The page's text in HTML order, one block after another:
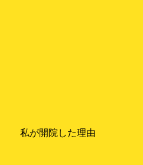
私が開院した理由